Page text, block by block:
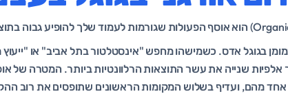
בגוגל אדס. כשמישהו מחפש "אינסטלטור בתל אביב" או
אלפיות שנייה את עשר התוצאות הרלוונטיות ביותר. המטרה של
אחד מהם, ועדיף בשלוש המקומות הראשונים שתופסים את רוב